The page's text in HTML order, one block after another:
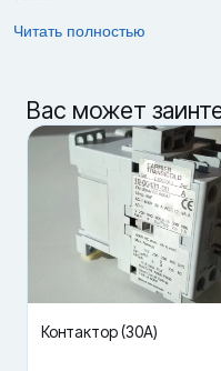
артикулу и совместимости:
Артикул:
Параметры подбора
· Тип: переходник
тип определяет
· Номенклатурный номер:
совместимости: без
· Бренд: Carrier — у разных
посадочные размеры и
· Совместимость: по
проверка экономит время
узла.
Читать полностью
Вас может
Контактор (30A)